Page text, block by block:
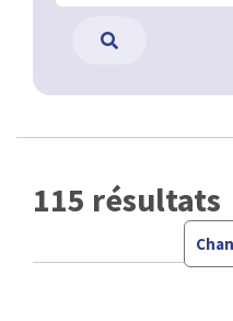
115 résultats